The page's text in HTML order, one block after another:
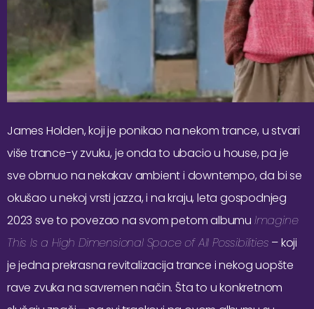
James Holden, koji je ponikao na nekom trance, u stvari
više trance-y zvuku, je onda to ubacio u house, pa je
sve obrnuo na nekakav ambient i downtempo, da bi se
okušao u nekoj vrsti jazza, i na kraju, leta gospodnjeg
2023 sve to povezao na svom petom albumu Imagine
This Is a High Dimensional Space of All Possibilities – koji
je jedna prekrasna revitalizacija trance i nekog uopšte
rave zvuka na savremen način. Šta to u konkretnom